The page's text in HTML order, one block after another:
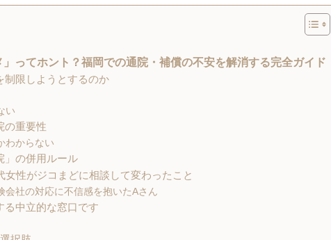
ってホント？福岡での通院・補償の不安を解消する完全ガイド
制限しようとするのか
い
の重要性
わからない
」の併用ルール
性がジコまどに相談して変わったこと
社の対応に不信感を抱いたAさん
る中立的な窓口です